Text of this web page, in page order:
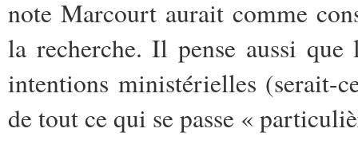
note Marcourt aurait comme
la recherche. Il pense aussi
intentions ministérielles (serait-
de tout ce qui se passe «